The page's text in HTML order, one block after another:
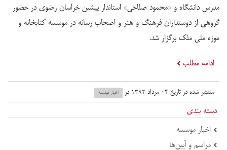
مدرس دانشگاه و «محمود صلاحی» استاندار پیشین خراسان رضوی در حضور
گروهی از دوستداران فرهنگ و هنر و اصحاب رسانه در موسسه کتابخانه و
موزه ملی ملک برگزار شد.
ادامه مطلب
منتشر شده در تاریخ ۰۴ مرداد ۱۳۹۲ در اخبار موسسه
دسته بندی
اخبار موسسه
مراسم و آیین‌ها